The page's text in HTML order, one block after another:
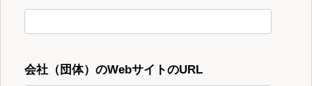
会社（団体）のWebサイトのURL